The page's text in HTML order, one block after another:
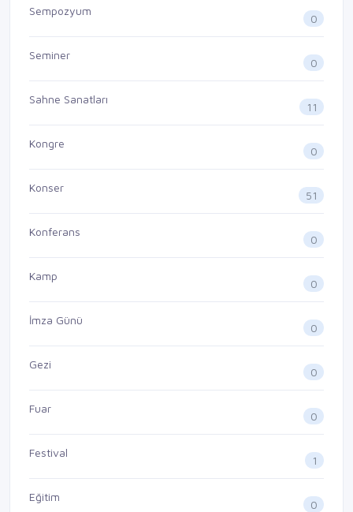
Sempozyum
0
Seminer
0
Sahne Sanatları
11
Kongre
0
Konser
51
Konferans
0
Kamp
0
İmza Günü
0
Gezi
0
Fuar
0
Festival
1
Eğitim
0